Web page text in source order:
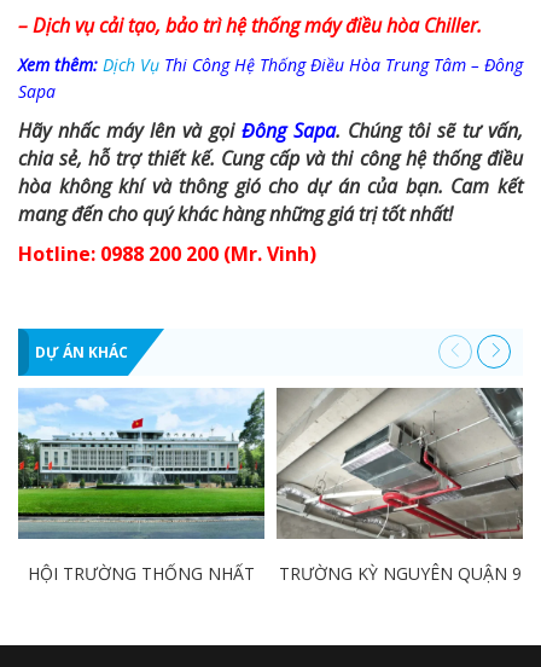
– Dịch vụ cải tạo, bảo trì hệ thống máy điều hòa Chiller.
Xem thêm: Dịch Vụ Thi Công Hệ Thống Điều Hòa Trung Tâm – Đông
Sapa
Hãy nhấc máy lên và gọi Đông Sapa. Chúng tôi sẽ tư vấn,
chia sẻ, hỗ trợ thiết kế. Cung cấp và thi công hệ thống điều
hòa không khí và thông gió cho dự án của bạn. Cam kết
mang đến cho quý khác hàng những giá trị tốt nhất!
Hotline: 0988 200 200 (Mr. Vinh)
DỰ ÁN KHÁC
HỘI TRƯỜNG THỐNG NHẤT TRƯỜNG KỲ NGUYÊN QUẬN 9